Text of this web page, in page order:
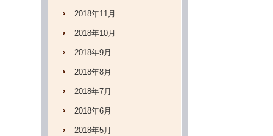
2018年11月
2018年10月
2018年9月
2018年8月
2018年7月
2018年6月
2018年5月